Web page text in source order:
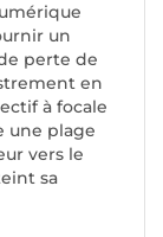
un
perte de
en
à focale
une plage
vers le
sa